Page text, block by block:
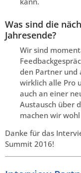
Was sind die
Jahresende?
Wir sind
den Partner und
wirklich alle Pro
auch an einer
Austausch über
machen wir
Danke für das
Summit 2016!